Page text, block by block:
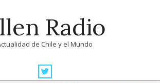
Radio
de Chile y el Mundo